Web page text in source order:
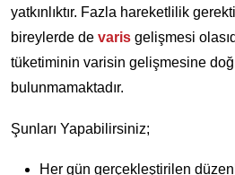
yatkınlıktır. Fazla hareketlilik
bireylerde de varis gelişmesi
tüketiminin varisin gelişmesine
bulunmamaktadır.
Şunları Yapabilirsiniz;
Her gün gerçekleştirilen